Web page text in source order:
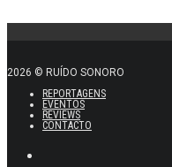
2026 © RUÍDO SONORO
REPORTAGENS
EVENTOS
REVIEWS
CONTACTO